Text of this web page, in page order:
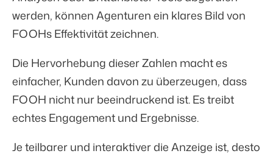
werden, können Agenturen ein klares Bild von
FOOHs Effektivität zeichnen.
Die Hervorhebung dieser Zahlen macht es
einfacher, Kunden davon zu überzeugen, dass
FOOH nicht nur beeindruckend ist. Es treibt
echtes Engagement und Ergebnisse.
Je teilbarer und interaktiver die Anzeige ist, desto